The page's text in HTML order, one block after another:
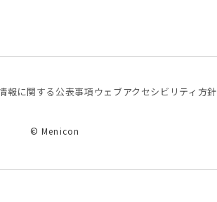
報に関する公表事項 ウェブアクセシビリティ方針
© Menicon